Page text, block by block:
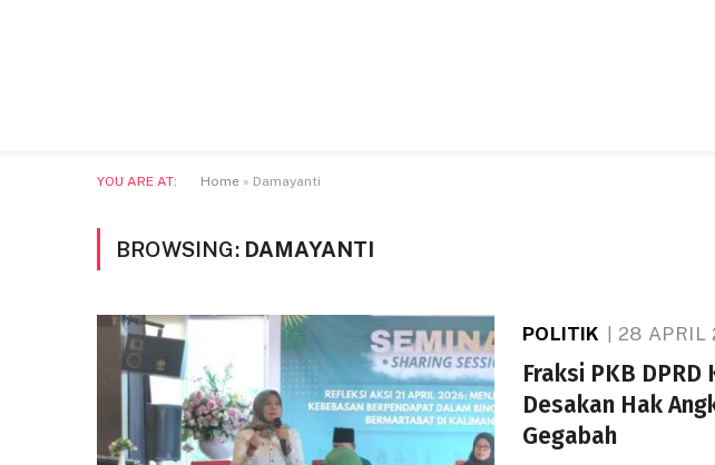
YOU ARE AT: Home » Damayanti
BROWSING: DAMAYANTI
POLITIK 28 APRIL
Fraksi PKB
Desakan Hak
Gegabah